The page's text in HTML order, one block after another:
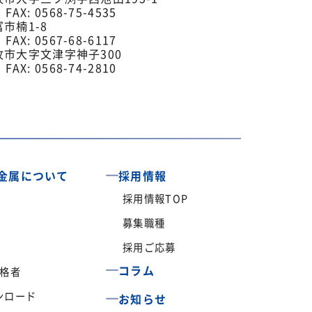
0568-75-4535
楠1-8
0567-68-6117
大字文津字神子300
0568-74-2810
属について
者
ロード
採用情報
採用情報TOP
募集職種
採用ご応募
コラム
お知らせ